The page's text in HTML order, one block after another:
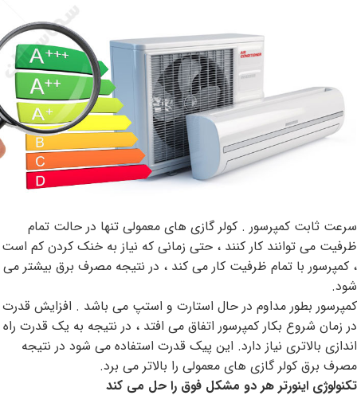
سرعت ثابت کمپرسور . کولر گازی های معمولی تنها در حالت تمام
ظرفیت می توانند کار کنند ، حتی زمانی که نیاز به خنک کردن کم است
، کمپرسور با تمام ظرفیت کار می کند ، در نتیجه مصرف برق بیشتر می
شود.
کمپرسور بطور مداوم در حال استارت و استپ می باشد . افزایش قدرت
در زمان شروع بکار کمپرسور اتفاق می افتد ، در نتیجه به یک قدرت راه
اندازی بالاتری نیاز دارد. این پیک قدرت استفاده می شود در نتیجه
مصرف برق کولر گازی های معمولی را بالاتر می برد.
تکنولوژی اینورتر هر دو مشکل فوق را حل می کند